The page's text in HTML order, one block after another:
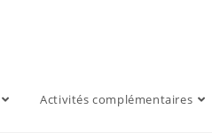
Activités complémentaires